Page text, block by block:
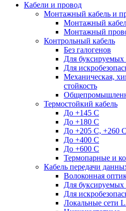
Кабели и провод
Монтажный кабель и
Монтажный
Монтажный
Контрольный кабель
Без галогенов
Для буксируемых
Для
Механическая,
стойкость
Термостойкий кабель
До +145 С
До +180 C
До +205 С, +260 С
До +400 C
До +600 С
Термопарные и
Кабель передачи
Волоконная
Для буксируемых
Для
Локальные сети